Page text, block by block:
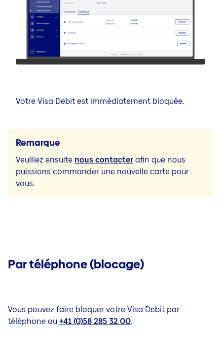
Votre Visa Debit est immédiatement bloquée.
Remarque
Veuillez ensuite nous contacterafin que nous
puissions commander une nouvelle carte pour
vous.
Par téléphone (blocage)
Vous pouvez faire bloquer votre Visa Debit par
téléphone au+41 (0)58 285 32 00.